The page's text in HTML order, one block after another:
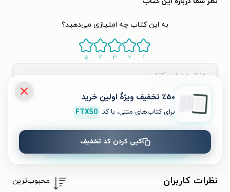
به این کتاب چه امتیازی می‌دهید؟
۱ ۲ ۳ ۴ ۵
ثبت نظر
نظرات کاربران محبوب‌ترین
٪۵۰ تخفیف ویژۀ اولین خرید
برای کتاب‌های متنی، با کد FTX50
کپی کردن کد تخفیف